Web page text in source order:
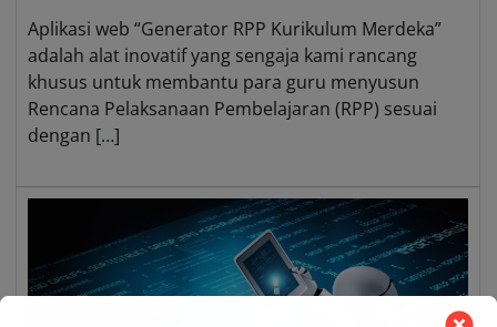
Aplikasi web “Generator RPP Kurikulum Merdeka”
adalah alat inovatif yang sengaja kami rancang
khusus untuk membantu para guru menyusun
Rencana Pelaksanaan Pembelajaran (RPP) sesuai
dengan […]